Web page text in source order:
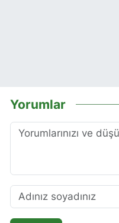
Yorumlar